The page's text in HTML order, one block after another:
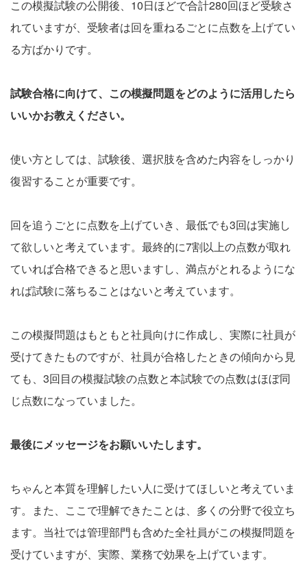
この模擬試験の公開後、10日ほどで合計280回ほど受験さ
れていますが、受験者は回を重ねるごとに点数を上げてい
る方ばかりです。
試験合格に向けて、この模擬問題をどのように活用したら
いいかお教えください。
使い方としては、試験後、選択肢を含めた内容をしっかり
復習することが重要です。
回を追うごとに点数を上げていき、最低でも3回は実施し
て欲しいと考えています。最終的に7割以上の点数が取れ
ていれば合格できると思いますし、満点がとれるようにな
れば試験に落ちることはないと考えています。
この模擬問題はもともと社員向けに作成し、実際に社員が
受けてきたものですが、社員が合格したときの傾向から見
ても、3回目の模擬試験の点数と本試験での点数はほぼ同
じ点数になっていました。
最後にメッセージをお願いいたします。
ちゃんと本質を理解したい人に受けてほしいと考えていま
す。また、ここで理解できたことは、多くの分野で役立ち
ます。当社では管理部門も含めた全社員がこの模擬問題を
受けていますが、実際、業務で効果を上げています。